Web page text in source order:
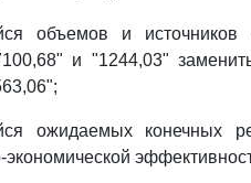
объемов и
и "1244,03"
ожидаемых конечных
экономической